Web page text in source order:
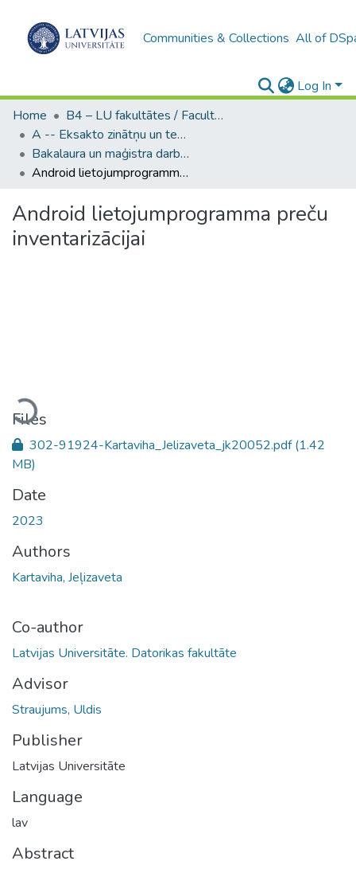
Communities & Collections All of
Log In
Home
B4 – LU fakultātes / Faculties of the UL
A -- Eksakto zinātņu un tehnoloģiju fakultāte / Faculty of Science and Technology
Bakalaura un maģistra darbi (EZTF) / Bachelor's and Master's theses
Android lietojumprogramma preču inventarizācijai
Android lietojumprogramma preču
inventarizācijai
Loading...
Files
302-91924-Kartaviha_Jelizaveta_jk20052.pdf(1.42
MB)
Date
2023
Authors
Kartaviha, Jeļizaveta
Co-author
Latvijas Universitāte. Datorikas fakultāte
Advisor
Straujums, Uldis
Publisher
Latvijas Universitāte
Language
lav
Abstract